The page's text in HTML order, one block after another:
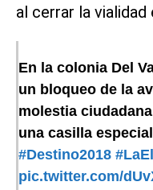
al cerrar la vialidad
En la colonia Del
un bloqueo de la
molestia
una casilla
#Destino2018
pic.twitter.com/